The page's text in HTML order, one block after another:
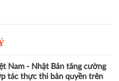
Nam - Nhật Bản tăng cường
tác thực thi bản quyền trên